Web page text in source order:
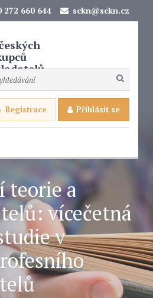
272 660 644 sckn@sckn.cz
Registrace Přihlásit se
teorie a
vícečetná
v